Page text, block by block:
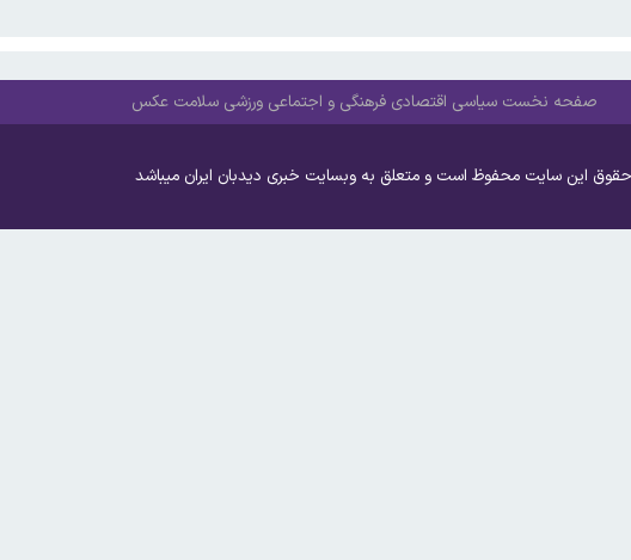
صفحه نخست سیاسی اقتصادی فرهنگی و اجتماعی ورزشی سلامت عکس
این سایت محفوظ است و متعلق به وبسایت خبری دیدبان ایران میباشد